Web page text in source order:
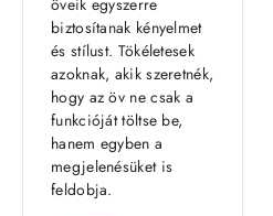
biztosítanak kényelmet
és stílust. Tökéletesek
azoknak, akik szeretnék,
hogy az öv ne csak a
funkcióját töltse be,
hanem egyben a
megjelenésüket is
feldobja.